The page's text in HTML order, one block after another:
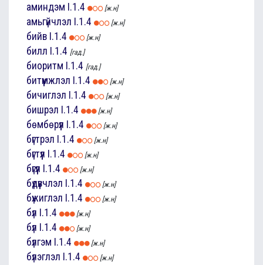
аминдэм I.1.4 [ж.н]
амьгүйчлэл I.1.4 [ж.н]
бийв I.1.4 [ж.н]
билл I.1.4 [гад.]
биоритм I.1.4 [гад.]
битүүмжлэл I.1.4 [ж.н]
бичиглэл I.1.4 [ж.н]
бишрэл I.1.4 [ж.н]
бөмбөрүүл I.1.4 [ж.н]
бүгтрэл I.1.4 [ж.н]
бүгтүүл I.1.4 [ж.н]
бүгүүл I.1.4 [ж.н]
бүдүүвчлэл I.1.4 [ж.н]
бүжиглэл I.1.4 [ж.н]
бүл I.1.4 [ж.н]
бүл I.1.4 [ж.н]
бүлгэм I.1.4 [ж.н]
бүлэглэл I.1.4 [ж.н]